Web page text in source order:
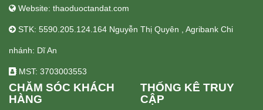
Website: thaoduoctandat.com
STK: 5590.205.124.164 Nguyễn Thị Quyên , Agribank Chi
nhánh: Dĩ An
MST: 3703003553
CHĂM SÓC KHÁCH
HÀNG
THỐNG KÊ TRUY
CẬP